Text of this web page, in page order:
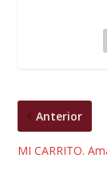
Anterior
MI CARRITO.